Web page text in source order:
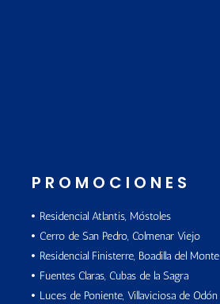
PROMOCIONES
Residencial Atlantis, Móstoles
Cerro de San Pedro, Colmenar Viejo
Residencial Finisterre, Boadilla del Monte
Fuentes Claras, Cubas de la Sagra
Luces de Poniente, Villaviciosa de Odón